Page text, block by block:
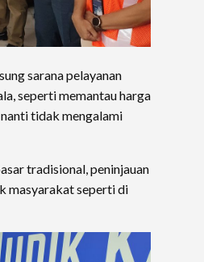
sarana pelayanan
seperti memantau harga
tidak mengalami
tradisional, peninjauan
masyarakat seperti di